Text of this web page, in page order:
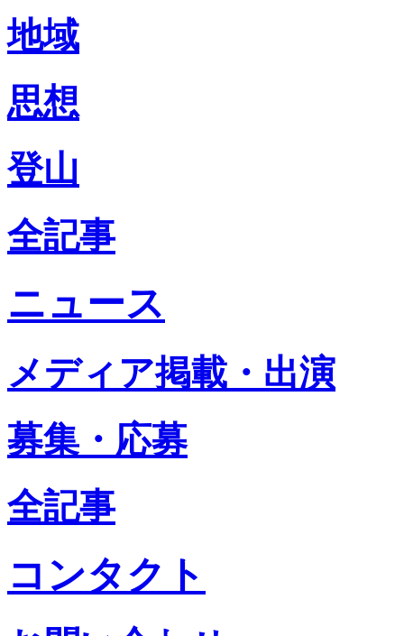
地域
思想
登山
全記事
ニュース
メディア掲載・出演
募集・応募
全記事
コンタクト